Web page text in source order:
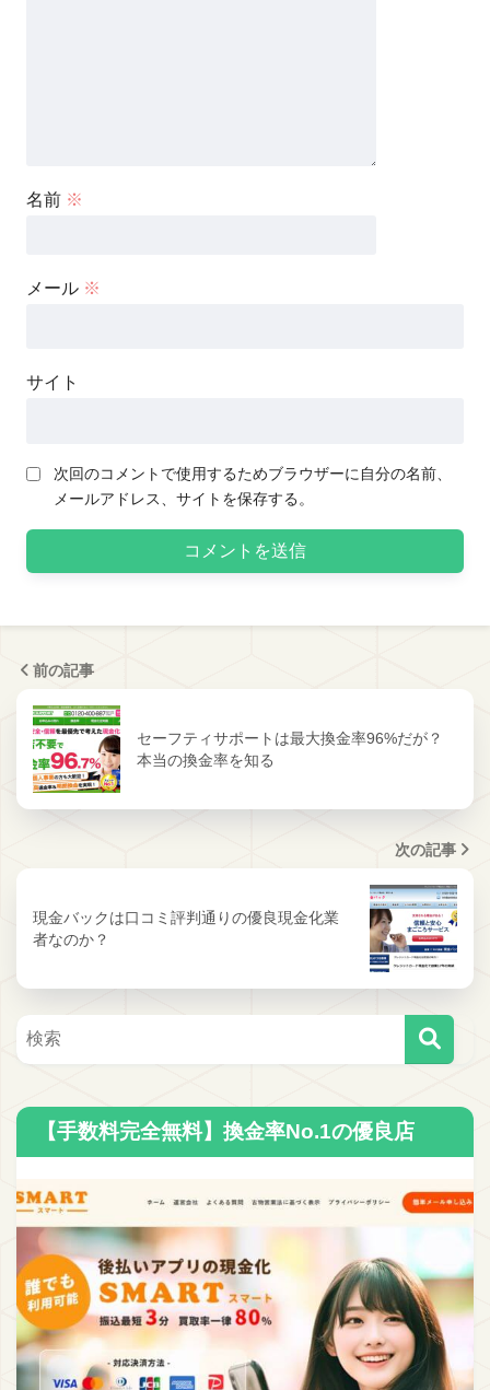
名前 ※
メール ※
サイト
次回のコメントで使用するためブラウザーに自分の名前、
メールアドレス、サイトを保存する。
前の記事
セーフティサポートは最大換金率96%だが？
本当の換金率を知る
次の記事
現金バックは口コミ評判通りの優良現金化業
者なのか？
【手数料完全無料】換金率No.1の優良店